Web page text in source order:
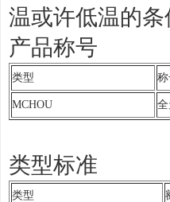
温或许低温的条
产品称号
类型
MCHOU
类型标准
类型